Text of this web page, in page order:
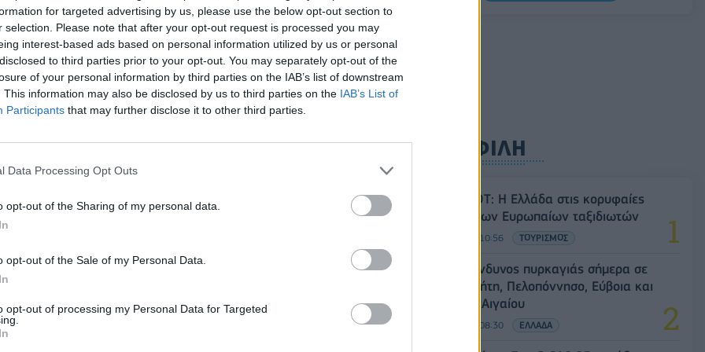
for targeted advertising by us, please use the below opt-out section to
selection. Please note that after your opt-out request is processed you may
interest-based ads based on personal information utilized by us or personal
to third parties prior to your opt-out. You may separately opt-out of the
of your personal information by third parties on the IAB’s list of downstream
This information may also be disclosed by us to third parties on the IAB’s List of
Participants that may further disclose it to other third parties.
Data Processing Opt Outs
opt-out of the Sharing of my personal data.
opt-out of the Sale of my Personal Data.
opt-out of processing my Personal Data for Targeted
η
ΟΙΚΟΝΟΜΙΑ
Μήνυμα Παυλόπουλου στην
ζώνες στο Αιγαίο"
14 από 58
ΔΗΜΟΦΙΛΗ
Έρευνα ΕΟΤ: Η Ελλάδα στις κορυφαίες
επιλογές των Ευρωπαίων ταξιδιωτών
07/08/2026 - 10:56 ΤΟΥΡΙΣΜΟΣ
Υψηλός κίνδυνος πυρκαγιάς σήμερα σε
Αττική, Κρήτη, Πελοπόννησο, Εύβοια και
νησιά του Αιγαίου
07/08/2026 - 08:30 ΕΛΛΑΔΑ